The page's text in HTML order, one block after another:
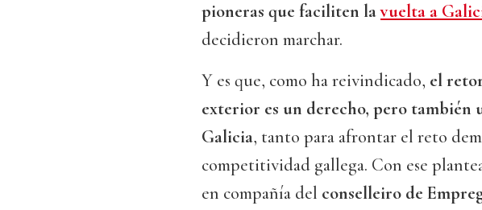
pioneras que faciliten lavuelta a
decidieron marchar.
Y es que, como ha reivindicado, el
exterior es un derecho, pero también
Galicia, tanto para afrontar el reto
competitividad gallega. Con ese
en compañía del conselleiro de